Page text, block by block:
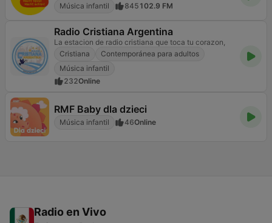
Música infantil
845 102.9 FM
Radio Cristiana Argentina
La estacion de radio cristiana que toca tu corazon,
Cristiana
Contemporánea para adultos
Música infantil
232Online
RMF Baby dla dzieci
Música infantil 46Online
Radio en Vivo